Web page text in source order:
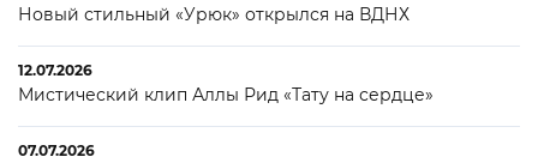
Новый стильный «Урюк» открылся на ВДНХ
12.07.2026
Мистический клип Аллы Рид «Тату на сердце»
07.07.2026